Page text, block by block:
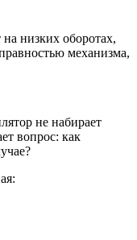
низких оборотах,
механизма,
не набирает
вопрос: как